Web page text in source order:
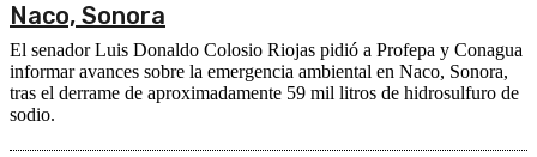
Naco, Sonora
El senador Luis Donaldo Colosio Riojas pidió a Profepa y Conagua
informar avances sobre la emergencia ambiental en Naco, Sonora,
tras el derrame de aproximadamente 59 mil litros de hidrosulfuro de
sodio.